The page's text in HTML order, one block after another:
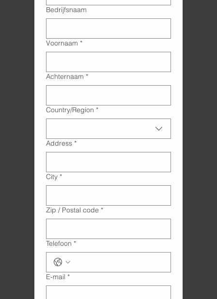
Bedrijfsnaam
Voornaam *
Achternaam *
Adres met meerdere regels
Country/Region *
Address *
City *
Zip / Postal code *
Telefoon *
E-mail *